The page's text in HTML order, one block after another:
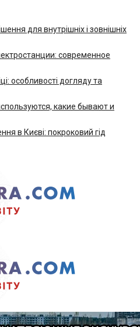
для внутрішніх і зовнішніх
современное
особливості догляду та
какие бывают и
в Києві: покроковий гід